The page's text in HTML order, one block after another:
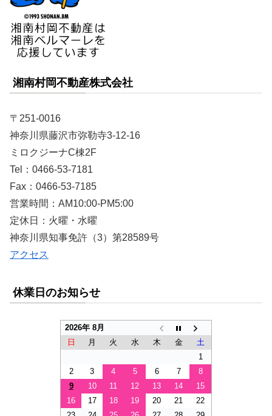
湘南村岡不動産株式会社
〒251-0016
神奈川県藤沢市弥勒寺3-12-16
ミロクジーナC棟2F
Tel：0466-53-7181
Fax：0466-53-7185
営業時間：AM10:00-PM5:00
定休日：火曜・水曜
神奈川県知事免許（3）第28589号
アクセス
休業日のお知らせ
2026年 8月
日
月 火 水 木 金
土
1
2
3 4 5 6 7
8
9
10 11 12 13 14
15
16
17 18 19 20 21
22